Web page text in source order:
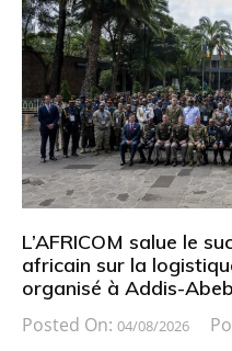
L’AFRICOM salue le
africain sur la
organisé à Addis-
Posted On: 04/08/2026